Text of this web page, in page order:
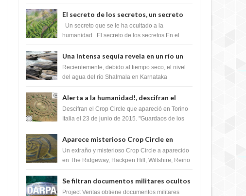
Si...
El secreto de los secretos, un secreto
que cambiaría por completo el destino
de la humanidad
Un secreto que se le ha ocultado a la
humanidad El secreto de los secretos En el
m...
Una intensa sequía revela en un río un
impresionante hallazgo de miles de
Shiva Lingas
Recientemente, debido al tiempo seco, el nivel
del agua del río Shalmala en Karnataka
Shiv...
Alerta a la humanidad!, descifran el
mensaje del Crop Circle de Torino ,Italia
Descifran el Crop Circle que apareció en Torino
Italia el 23 de junio de 2015. "Guardaos de los
Aparece misterioso Crop Circle en
Reino Unido 23 de junio 2016
Un extraño y misterioso Crop Circle a aparecido
en The Ridgeway, Hackpen Hill, Wiltshire, Reino
Se filtran documentos militares ocultos
que muestran la intención de los NIH de
Project Veritas obtiene documentos militares